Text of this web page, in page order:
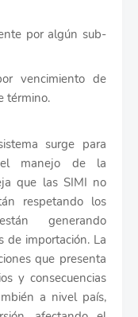
por algún sub-
vencimiento de
término.
surge para
manejo de la
que las SIMI no
respetando los
generando
de importación. La
que presenta
y consecuencias
a nivel país,